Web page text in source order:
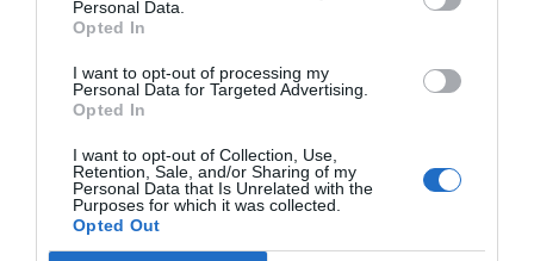
Personal Data.
Opted In
I want to opt-out of processing my
Personal Data for Targeted Advertising.
Opted In
I want to opt-out of Collection, Use,
Retention, Sale, and/or Sharing of my
Personal Data that Is Unrelated with the
Purposes for which it was collected.
Opted Out
intelligence@2playbook.com
Añadir2Playbookcomo fuente preferida de Google
de forma gratuita
Mantente informado con las últimas noticias de actualidad.
Compartir